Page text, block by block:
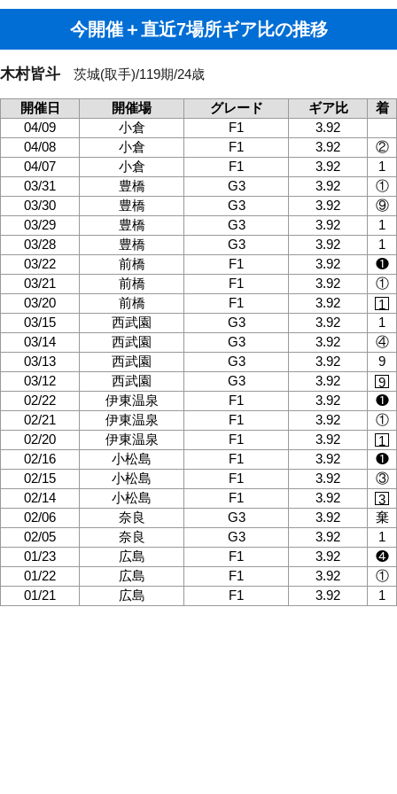
今開催＋直近7場所ギア比の推移
木村皆斗 茨城(取手)/119期/24歳
開催日 開催場 グレード ギア比
着
04/09
小倉 F1
3.92
04/08
小倉 F1 3.92
②
04/07
小倉 F1 3.92
1
03/31
豊橋 G3 3.92
①
03/30
豊橋 G3 3.92
⑨
03/29
豊橋 G3 3.92
1
03/28
豊橋 G3 3.92
1
03/22
前橋 F1 3.92
❶
03/21
前橋 F1 3.92
①
03/20
前橋 F1 3.92
1
03/15
西武園 G3 3.92
1
03/14
西武園 G3 3.92
④
03/13
西武園 G3 3.92
9
03/12
西武園 G3 3.92
9
02/22
伊東温泉 F1 3.92
❶
02/21
伊東温泉 F1 3.92
①
02/20
伊東温泉 F1 3.92
1
02/16
小松島 F1 3.92
❶
02/15
小松島 F1 3.92
③
02/14
小松島 F1 3.92
3
02/06
奈良 G3 3.92
棄
02/05
奈良 G3 3.92
1
01/23
広島 F1 3.92
❹
01/22
広島 F1 3.92
①
01/21
広島 F1 3.92 1